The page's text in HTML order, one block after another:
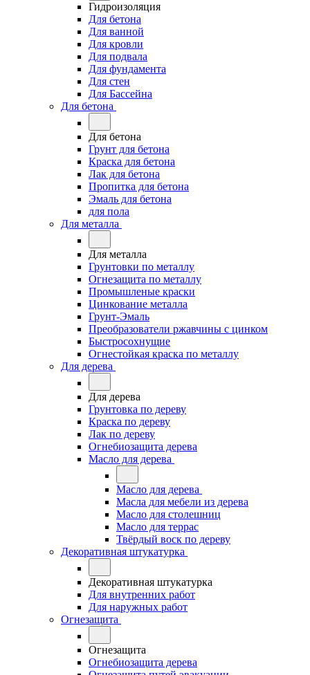
Гидроизоляция
Для бетона
Для ванной
Для кровли
Для подвала
Для фундамента
Для стен
Для Бассейна
Для бетона
Для бетона
Грунт для бетона
Краска для бетона
Лак для бетона
Пропитка для бетона
Эмаль для бетона
для пола
Для металла
Для металла
Грунтовки по металлу
Огнезащита по металлу
Промышленые краски
Цинкование металла
Грунт-Эмаль
Преобразователи ржавчины с цинком
Быстросохнущие
Огнестойкая краска по металлу
Для дерева
Для дерева
Грунтовка по дереву
Краска по дереву
Лак по дереву
Огнебиозащита дерева
Масло для дерева
Масло для дерева
Масла для мебели из дерева
Масло для столешниц
Масло для террас
Твёрдый воск по дереву
Декоративная штукатурка
Декоративная штукатурка
Для внутренних работ
Для наружных работ
Огнезащита
Огнезащита
Огнебиозащита дерева